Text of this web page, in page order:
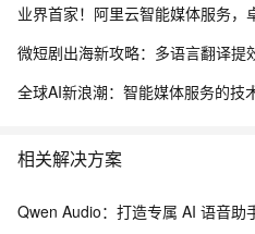
全球AI新浪潮：智能媒体服务的技
相关解决方案
Qwen Audio：打造专属 AI 语音助